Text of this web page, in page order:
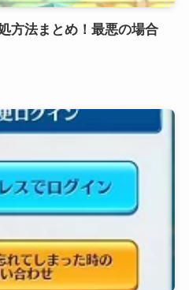
方法まとめ！最悪の場合